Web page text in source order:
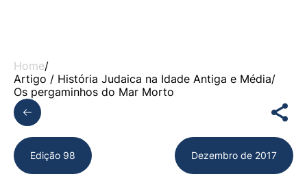
Home/
Artigo / História Judaica na Idade Antiga e Média/
Os pergaminhos do Mar Morto
Edição 98 Dezembro de 2017